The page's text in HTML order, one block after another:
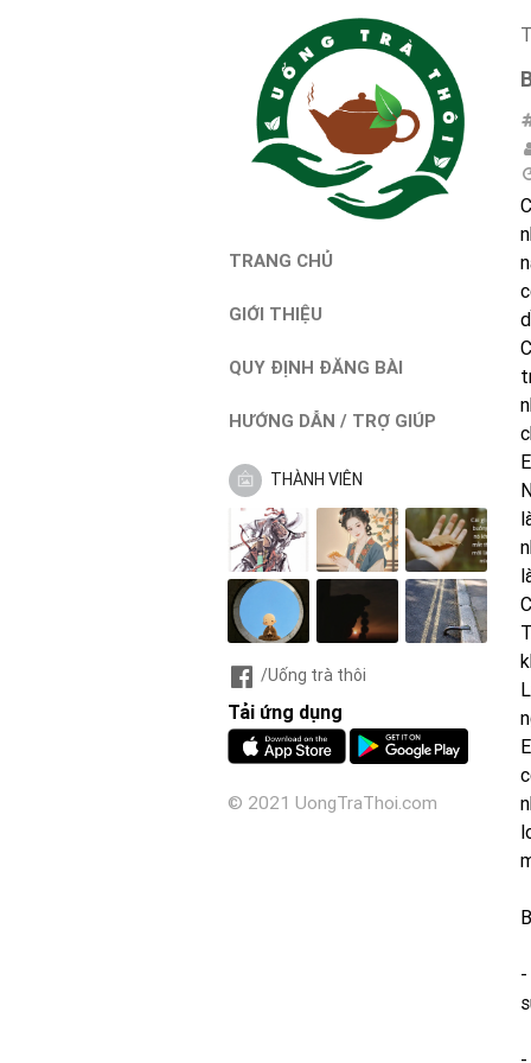
TRANG CHỦ
GIỚI THIỆU
QUY ĐỊNH ĐĂNG BÀI
HƯỚNG DẪN / TRỢ GIÚP
THÀNH VIÊN
/Uống trà thôi
Tải ứng dụng
© 2021 UongTraThoi.com